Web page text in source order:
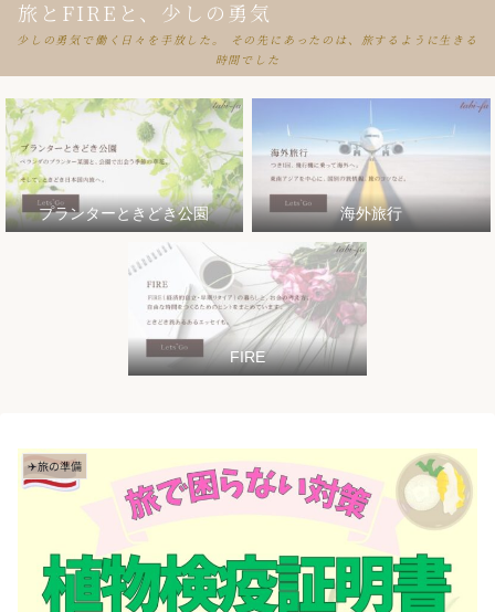
旅とFIREと、少しの勇気
少しの勇気で働く日々を手放した。 その先にあったのは、旅するように生きる
時間でした
プランターときどき公園 海外旅行
FIRE
✈️旅の準備